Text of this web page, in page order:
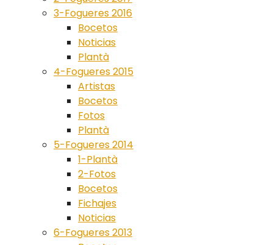
3-Fogueres 2016
Bocetos
Noticias
Plantà
4-Fogueres 2015
Artistas
Bocetos
Fotos
Plantà
5-Fogueres 2014
1-Plantà
2-Fotos
Bocetos
Fichajes
Noticias
6-Fogueres 2013